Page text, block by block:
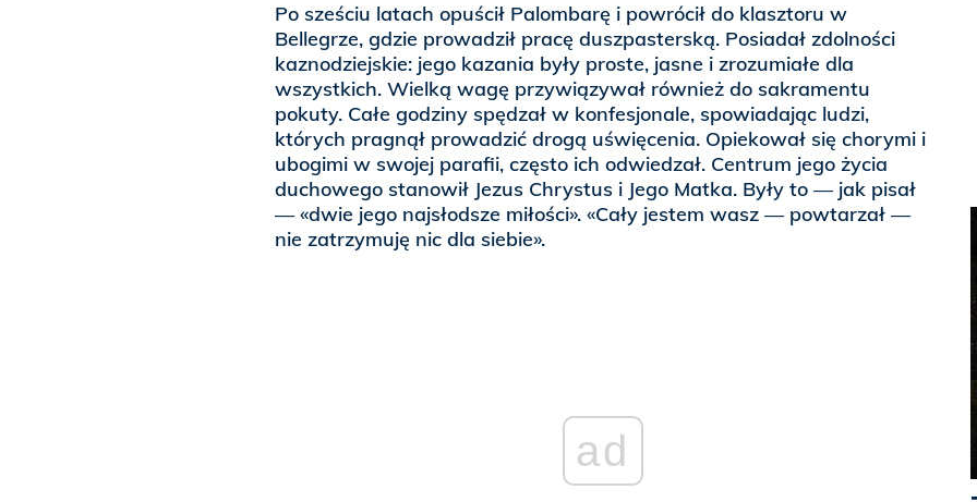
Po sześciu latach opuścił Palombarę i powrócił do klasztoru w
Bellegrze, gdzie prowadził pracę duszpasterską. Posiadał zdolności
kaznodziejskie: jego kazania były proste, jasne i zrozumiałe dla
wszystkich. Wielką wagę przywiązywał również do sakramentu
pokuty. Całe godziny spędzał w konfesjonale, spowiadając ludzi,
których pragnął prowadzić drogą uświęcenia. Opiekował się chorymi i
ubogimi w swojej parafii, często ich odwiedzał. Centrum jego życia
duchowego stanowił Jezus Chrystus i Jego Matka. Były to — jak pisał
— «dwie jego najsłodsze miłości». «Cały jestem wasz — powtarzał —
nie zatrzymuję nic dla siebie».
ad